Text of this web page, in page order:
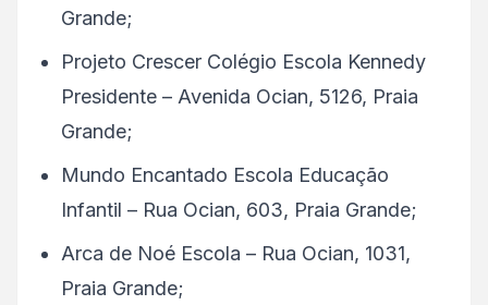
Grande;
Projeto Crescer Colégio Escola Kennedy
Presidente – Avenida Ocian, 5126, Praia
Grande;
Mundo Encantado Escola Educação
Infantil – Rua Ocian, 603, Praia Grande;
Arca de Noé Escola – Rua Ocian, 1031,
Praia Grande;